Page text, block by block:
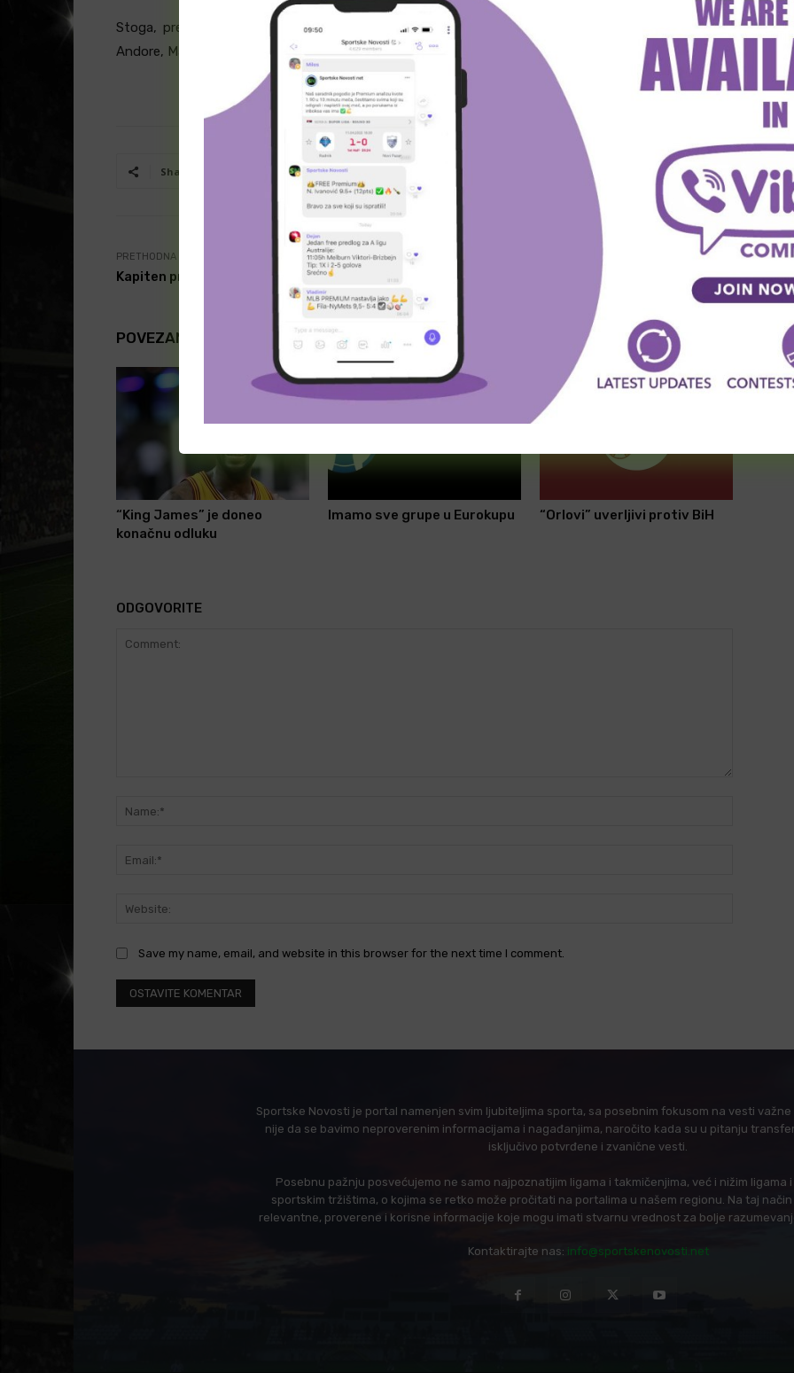
Stoga, pre Penjarojom su daleko veća očekivanja, koji je do sada kao trener predvodio timove –
Andore, Manrese, Burgosa, Valensije i Baskonije.
Share Facebook
PRETHODNA VEST
Kapiten produžio ugovor
SLEDEĆA VEST
Zvanično: Večiti u Evroligi i naredne sezone !
POVEZANI ČLANCI
“King James” je doneo
konačnu odluku
Imamo sve grupe u Eurokupu “Orlovi” uverljivi protiv BiH
ODGOVORITE
Save my name, email, and website in this browser for the next time I comment.
Sportske Novosti je portal namenjen svim ljubiteljima sporta, sa posebnim fokusom na vesti
nije da se bavimo neproverenim informacijama i nagađanjima, naročito kada su u pitanju
isključivo potvrđene i zvanične vesti.
Posebnu pažnju posvećujemo ne samo najpoznatijim ligama i takmičenjima, već i nižim ligama
sportskim tržištima, o kojima se retko može pročitati na portalima u našem regionu. Na taj
relevantne, proverene i korisne informacije koje mogu imati stvarnu vrednost za bolje
Kontaktirajte nas: info@sportskenovosti.net